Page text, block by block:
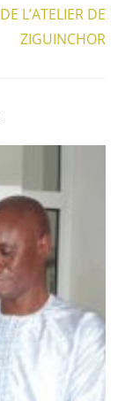
L’ATELIER DE
ZIGUINCHOR